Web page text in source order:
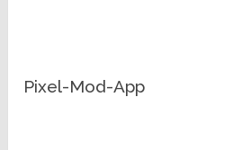
Pixel-Mod-App